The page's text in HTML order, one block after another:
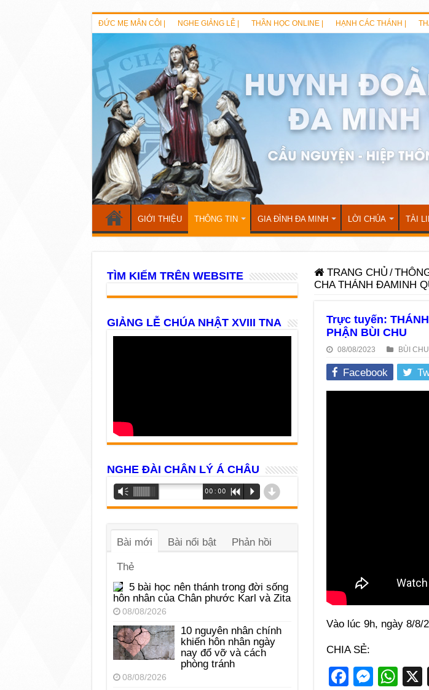
ĐỨC MẸ MÂN CÔI | NGHE GIẢNG LỄ | THẦN HỌC ONLINE | HẠNH CÁC THÁNH |
GIỚI THIỆU THÔNG TIN GIA ĐÌNH ĐA MINH LỜI CHÚA TÀI
TRANG CHỦ /
CHA THÁNH ĐAMINH
Trực tuyến:
PHẬN BÙI CHU
08/08/2023 BÙI CHU
Facebook
Vào lúc 9h, ngày 8/8/
CHIA SẺ:
F
M
W
TÌM KIẾM TRÊN WEBSITE
GIẢNG LỄ CHÚA NHẬT XVIII TNA
NGHE ĐÀI CHÂN LÝ Á CHÂU
Trình
phát
âm
Vm 00:00 R P d
Bài mới Bài nổi bật Phản hồi
Thẻ
5 bài học nên thánh trong đời sống
hôn nhân của Chân phước Karl và Zita
08/08/2026
10 nguyên nhân chính
khiến hôn nhân ngày
nay đổ vỡ và cách
phòng tránh
08/08/2026